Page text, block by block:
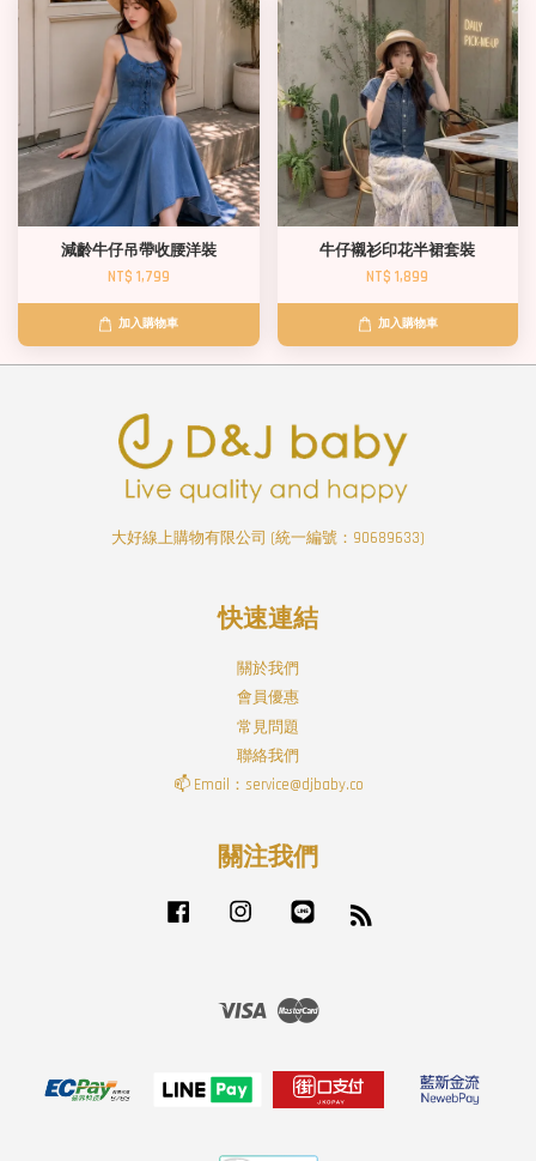
減齡牛仔吊帶收腰洋裝
NT$ 1,799
加入購物車
牛仔襯衫印花半裙套裝
NT$ 1,899
加入購物車
大好線上購物有限公司 (統一編號：90689633)
快速連結
關於我們
會員優惠
常見問題
聯絡我們
📫 Email：service@djbaby.co
關注我們
Facebook Instagram
Visa Master